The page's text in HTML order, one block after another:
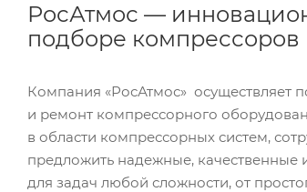
РосАтмос —
подборе компрессоров
Компания «РосАтмос» осуществляет
и ремонт компрессорного
в области компрессорных систем,
предложить надежные,
для задач любой сложности, от